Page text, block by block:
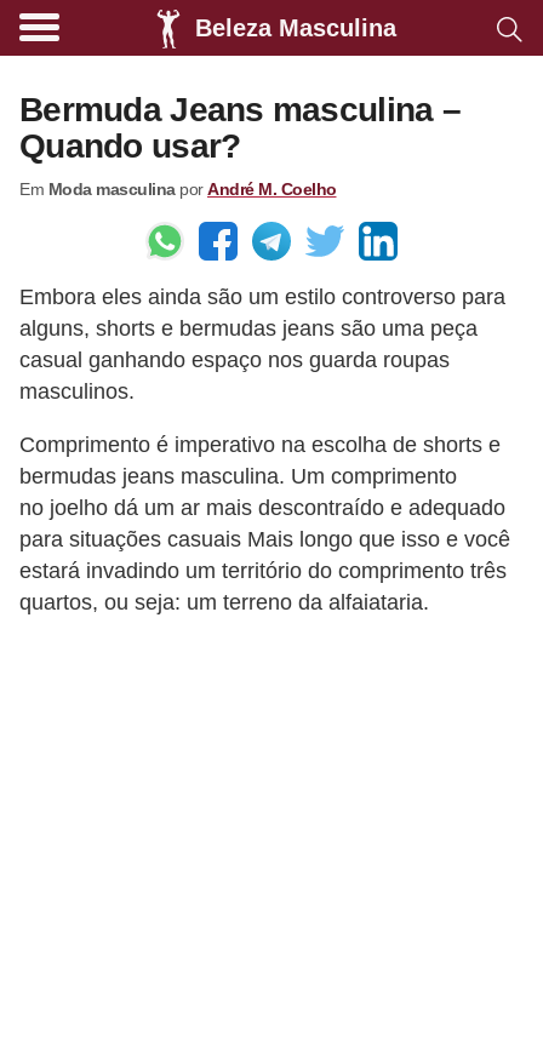
Beleza Masculina
Bermuda Jeans masculina –
Quando usar?
Em Moda masculinaporAndré M. Coelho
Embora eles ainda são um estilo controverso para
alguns, shorts e bermudas jeans são uma peça
casual ganhando espaço nos guarda roupas
masculinos.
Comprimento é imperativo na escolha de shorts e
bermudas jeans masculina. Um comprimento
no joelho dá um ar mais descontraído e adequado
para situações casuais Mais longo que isso e você
estará invadindo um território do comprimento três
quartos, ou seja: um terreno da alfaiataria.
A
i
m
e
a
ç
s
a
u
d
á